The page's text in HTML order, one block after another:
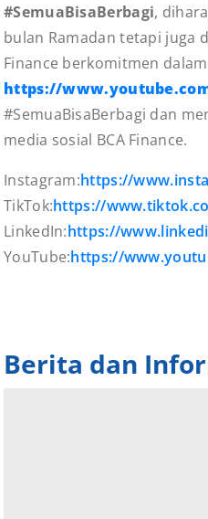
#SemuaBisaBerbagi,
bulan Ramadan tetapi juga
Finance berkomitmen
https://
#SemuaBisaBerbagi dan
media sosial BCA Finance.
Instagram:https://
TikTok:https://
LinkedIn:https://
YouTube:https://
Berita dan